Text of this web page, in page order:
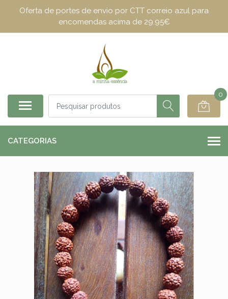
Oferta de portes de envio por CTT correio azul para
encomendas acima de 29.95€
0
CATEGORIAS